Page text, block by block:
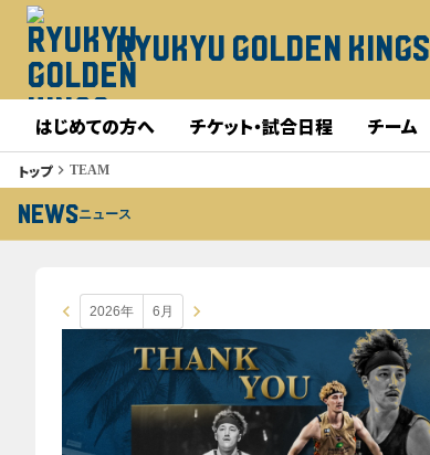
RYUKYU GOLDEN KINGS
はじめての方へ チケット・試合日程 チーム
トップkeyboard_arrow_right TEAM
NEWSニュース
keyboard_arrow_left keyboard_arrow_right